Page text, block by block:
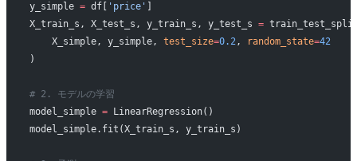
y_simple = df[ 'price'
X_train_s, X_test_s, y_train_s, y_test_s =
    X_simple, y_simple,
test_size=0.2, random_state=42
)
# 2. モデルの学習
model_simple = LinearRegression()
model_simple.fit(X_train_s, y_train_s)